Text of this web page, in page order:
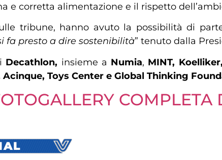
corretta alimentazione e il rispetto
tribune, hanno avuto la possibilità di
fa presto a dire sostenibilità” tenuto dalla
Decathlon, insieme a Numia, MINT,
Toys Center e Global Thinking
COMPLETA